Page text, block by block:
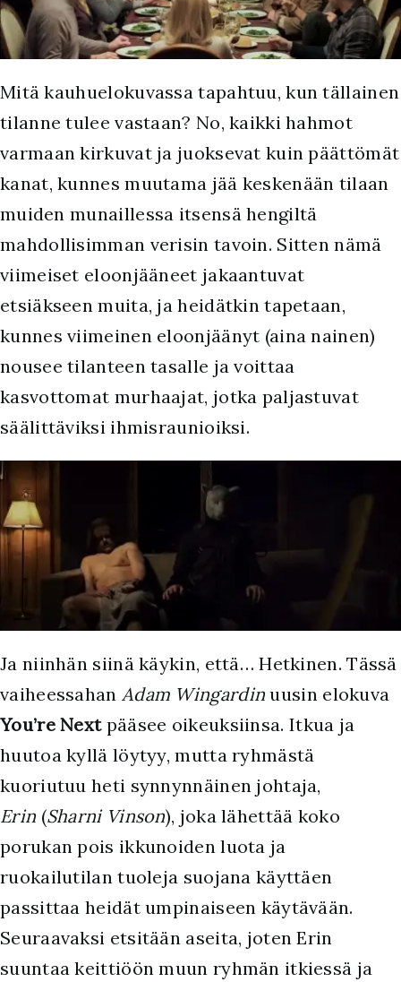
Mitä kauhuelokuvassa tapahtuu, kun tällainen
tilanne tulee vastaan? No, kaikki hahmot
varmaan kirkuvat ja juoksevat kuin päättömät
kanat, kunnes muutama jää keskenään tilaan
muiden munaillessa itsensä hengiltä
mahdollisimman verisin tavoin. Sitten nämä
viimeiset eloonjääneet jakaantuvat
etsiäkseen muita, ja heidätkin tapetaan,
kunnes viimeinen eloonjäänyt (aina nainen)
nousee tilanteen tasalle ja voittaa
kasvottomat murhaajat, jotka paljastuvat
säälittäviksi ihmisraunioiksi.
Ja niinhän siinä käykin, että… Hetkinen. Tässä
vaiheessahan Adam Wingardin uusin elokuva
You’re Next pääsee oikeuksiinsa. Itkua ja
huutoa kyllä löytyy, mutta ryhmästä
kuoriutuu heti synnynnäinen johtaja,
Erin (Sharni Vinson), joka lähettää koko
porukan pois ikkunoiden luota ja
ruokailutilan tuoleja suojana käyttäen
passittaa heidät umpinaiseen käytävään.
Seuraavaksi etsitään aseita, joten Erin
suuntaa keittiöön muun ryhmän itkiessä ja